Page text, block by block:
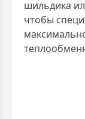
шильдика
чтобы